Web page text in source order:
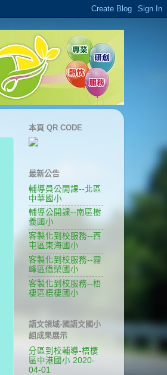
本頁 QR CODE
最新公告
輔導員公開課--北區
中華國小
輔導公開課--南區樹
義國小
客製化到校服務--西
屯區東海國小
客製化到校服務--霧
峰區僑榮國小
客製化到校服務--梧
棲區梧棲國小
語文領域-國語文國小
組成果展示
分區到校輔導-梧棲
區中港國小 2020-
04-01